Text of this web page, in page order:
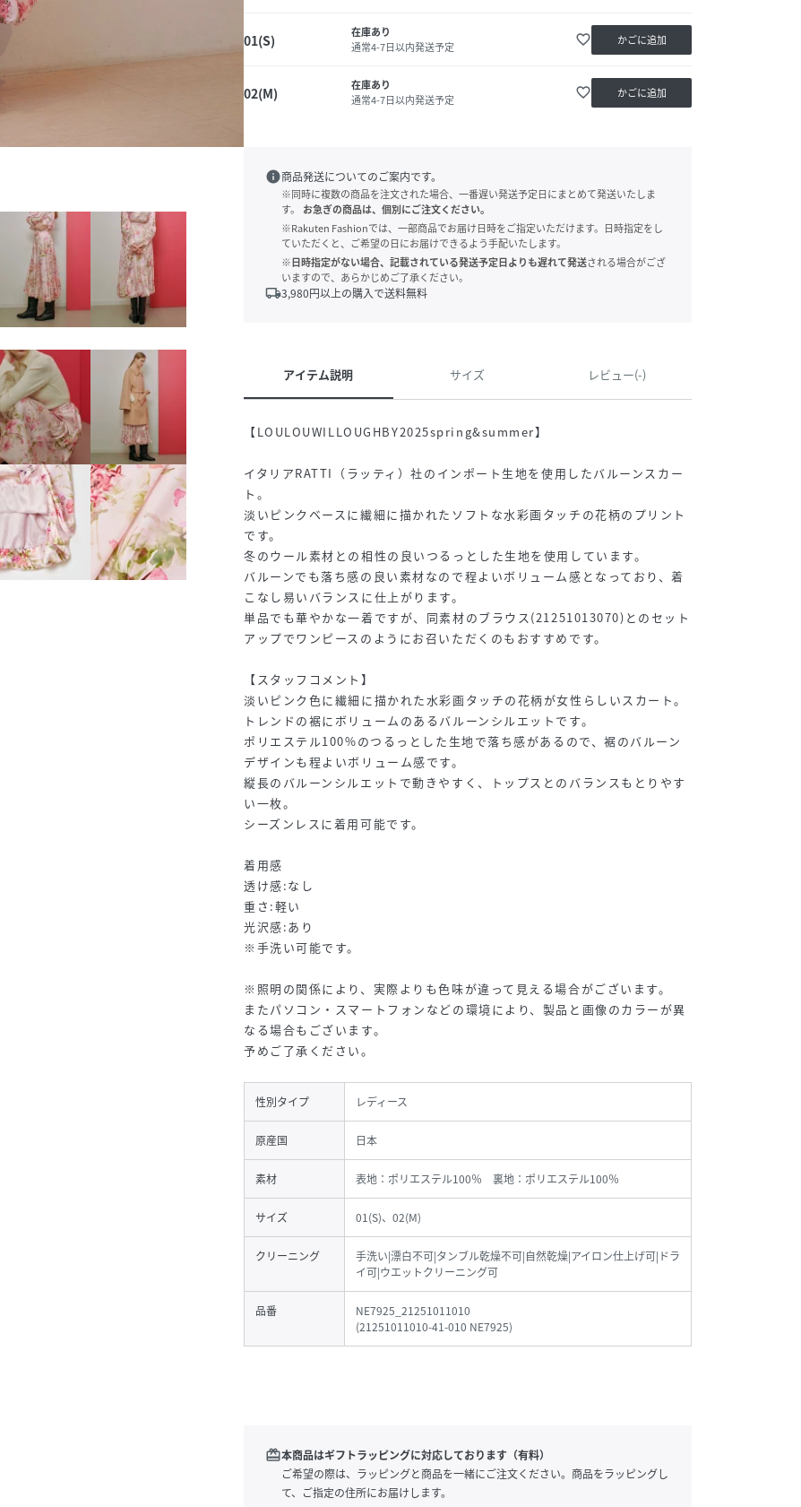
01(S)
在庫あり
通常4-7日以内発送予定
favorite_border かごに追加
02(M)
在庫あり
通常4-7日以内発送予定
favorite_border かごに追加
info商品発送についてのご案内です。
※同時に複数の商品を注文された場合、一番遅い発送予定日にまとめて発送いたしま
す。
お急ぎの商品は、個別にご注文ください。
※Rakuten Fashionでは、一部商品でお届け日時をご指定いただけます。日時指定をし
ていただくと、ご希望の日にお届けできるよう手配いたします。
※日時指定がない場合、記載されている発送予定日よりも遅れて発送される場合がござ
いますので、あらかじめご了承ください。
local_shipping3,980円以上の購入で送料無料
アイテム説明 サイズ レビュー(-)
【LOULOUWILLOUGHBY2025spring&summer】
イタリアRATTI（ラッティ）社のインポート生地を使用したバルーンスカー
ト。
淡いピンクベースに繊細に描かれたソフトな水彩画タッチの花柄のプリント
です。
冬のウール素材との相性の良いつるっとした生地を使用しています。
バルーンでも落ち感の良い素材なので程よいボリューム感となっており、着
こなし易いバランスに仕上がります。
単品でも華やかな一着ですが、同素材のブラウス(21251013070)とのセット
アップでワンピースのようにお召いただくのもおすすめです。
【スタッフコメント】
淡いピンク色に繊細に描かれた水彩画タッチの花柄が女性らしいスカート。
トレンドの裾にボリュームのあるバルーンシルエットです。
ポリエステル100%のつるっとした生地で落ち感があるので、裾のバルーン
デザインも程よいボリューム感です。
縦長のバルーンシルエットで動きやすく、トップスとのバランスもとりやす
い一枚。
シーズンレスに着用可能です。
着用感
透け感:なし
重さ:軽い
光沢感:あり
※手洗い可能です。
※照明の関係により、実際よりも色味が違って見える場合がございます。
またパソコン・スマートフォンなどの環境により、製品と画像のカラーが異
なる場合もございます。
予めご了承ください。
性別タイプ レディース
原産国 日本
素材 表地：ポリエステル100％ 裏地：ポリエステル100％
サイズ 01(S)、02(M)
クリーニング
手洗い|漂白不可|タンブル乾燥不可|自然乾燥|アイロン仕上げ可|ドラ
イ可|ウエットクリーニング可
品番
NE7925_21251011010
(21251011010-41-010 NE7925)
redeem本商品はギフトラッピングに対応しております（有料）
ご希望の際は、ラッピングと商品を一緒にご注文ください。商品をラッピングし
て、ご指定の住所にお届けします。